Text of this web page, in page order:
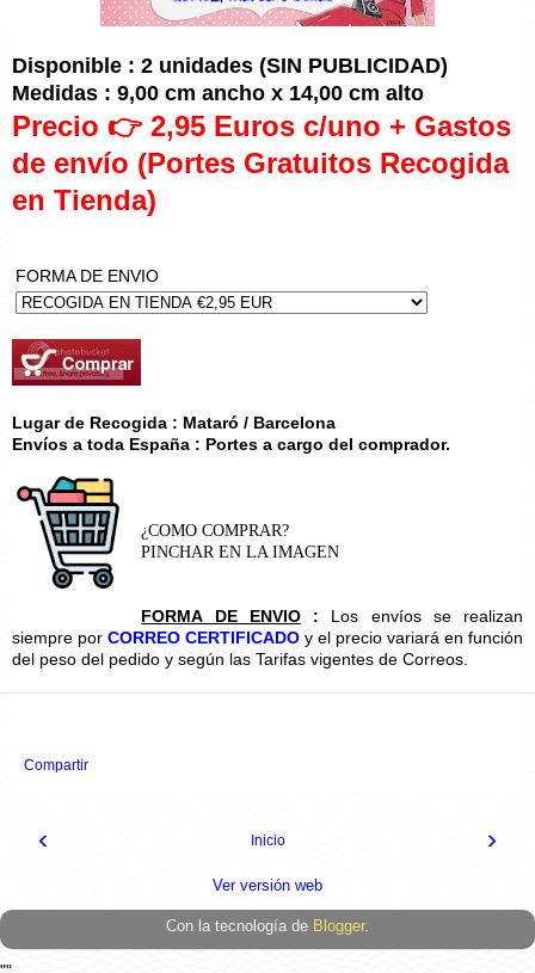
Disponible : 2 unidades (SIN PUBLICIDAD)
Medidas : 9,00 cm ancho x 14,00 cm alto
Precio 👉 2,95 Euros c/uno + Gastos
de envío (Portes Gratuitos Recogida
en Tienda)
FORMA DE ENVIO
Lugar de Recogida : Mataró / Barcelona
Envíos a toda España : Portes a cargo del comprador.
¿COMO COMPRAR?
PINCHAR EN LA IMAGEN
FORMA DE ENVIO: Los envíos se realizan
siempre por CORREO CERTIFICADO y el precio variará en función
del peso del pedido y según las Tarifas vigentes de Correos.
Compartir
‹ ›
Inicio
Ver versión web
Con la tecnología de Blogger.